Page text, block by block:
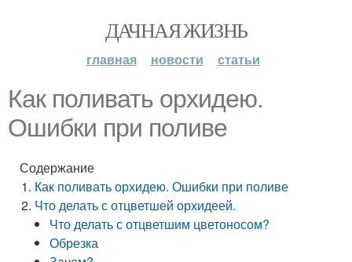
ДАЧНАЯ ЖИЗНЬ
главная новости статьи
Как поливать орхидею.
Ошибки при поливе
Содержание
Как поливать орхидею. Ошибки при поливе
Что делать с отцветшей орхидеей.
Что делать с отцветшим цветоносом?
Обрезка